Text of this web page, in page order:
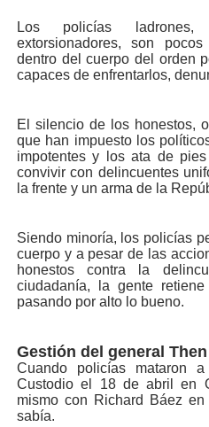
Los policías ladrones,
extorsionadores, son
dentro del cuerpo del orden
capaces de enfrentarlos,
El silencio de los honestos,
que han impuesto los
impotentes y los ata de
convivir con delincuentes
la frente y un arma de la
Siendo minoría, los policías
cuerpo y a pesar de las
honestos contra la
ciudadanía, la gente
pasando por alto lo bueno.
Gestión del general Then
Cuando policías mataron
Custodio el 18 de abril en
mismo con Richard Báez
sabía.